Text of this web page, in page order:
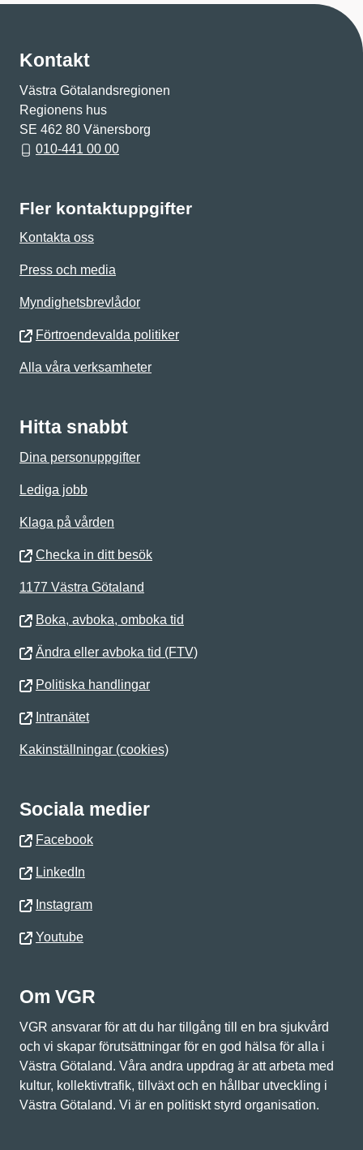
Kontakt
Västra Götalandsregionen
Regionens hus
SE 462 80 Vänersborg
010-441 00 00
Fler kontaktuppgifter
Kontakta oss
Press och media
Myndighetsbrevlådor
Förtroendevalda politiker
Alla våra verksamheter
Hitta snabbt
Dina personuppgifter
Lediga jobb
Klaga på vården
Checka in ditt besök
1177 Västra Götaland
Boka, avboka, omboka tid
Ändra eller avboka tid (FTV)
Politiska handlingar
Intranätet
Kakinställningar (cookies)
Sociala medier
Facebook
LinkedIn
Instagram
Youtube
Om VGR
VGR ansvarar för att du har tillgång till en bra sjukvård
och vi skapar förutsättningar för en god hälsa för alla i
Västra Götaland. Våra andra uppdrag är att arbeta med
kultur, kollektivtrafik, tillväxt och en hållbar utveckling i
Västra Götaland. Vi är en politiskt styrd organisation.